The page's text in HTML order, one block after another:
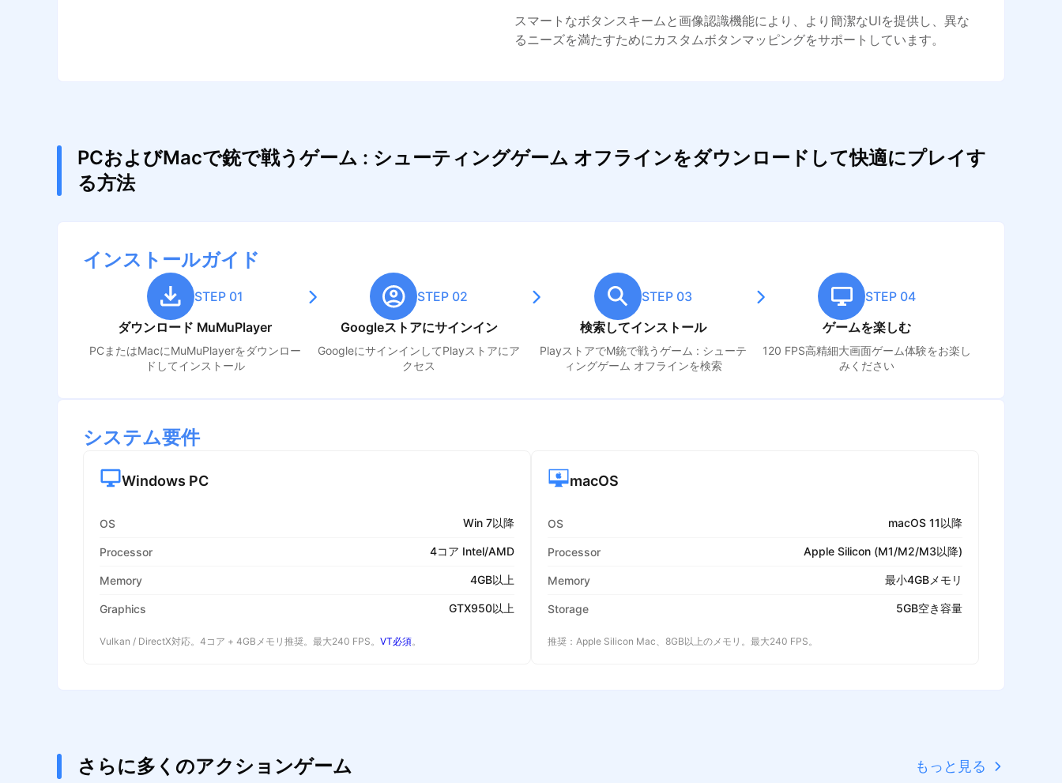
スマートなボタンスキームと画像認識機能により、より簡潔なUIを提供し、異な
るニーズを満たすためにカスタムボタンマッピングをサポートしています。
PCおよびMacで銃で戦うゲーム : シューティングゲーム オフラインをダウンロードして快適にプレイす
る方法
インストールガイド
STEP 01
ダウンロード MuMuPlayer
PCまたはMacにMuMuPlayerをダウンロー
ドしてインストール
STEP 02
Googleストアにサインイン
GoogleにサインインしてPlayストアにア
クセス
STEP 03
検索してインストール
PlayストアでM銃で戦うゲーム : シューテ
ィングゲーム オフラインを検索
STEP 04
ゲームを楽しむ
120 FPS高精細大画面ゲーム体験をお楽し
みください
システム要件
Windows PC
OS Win 7以降
Processor 4コア Intel/AMD
Memory 4GB以上
Graphics GTX950以上
Vulkan / DirectX対応。4コア + 4GBメモリ推奨。最大240 FPS。 VT必須。
macOS
OS macOS 11以降
Processor Apple Silicon (M1/M2/M3以降)
Memory 最小4GBメモリ
Storage 5GB空き容量
推奨：Apple Silicon Mac、8GB以上のメモリ。最大240 FPS。
さらに多くのアクションゲーム もっと見る